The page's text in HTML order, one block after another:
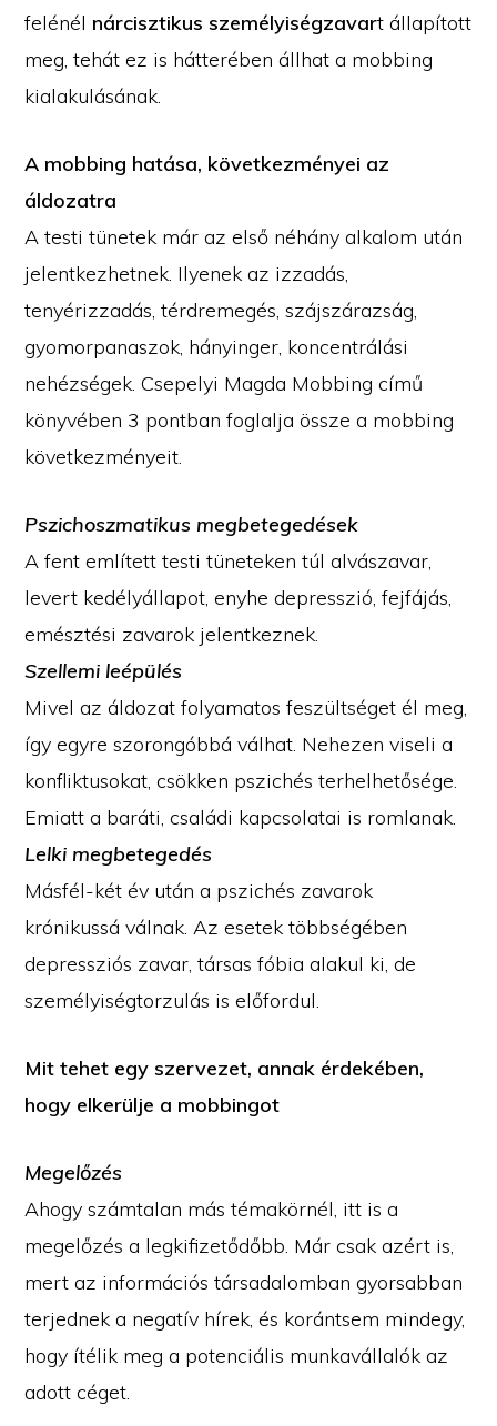
felénél nárcisztikus személyiségzavart állapított
meg, tehát ez is hátterében állhat a mobbing
kialakulásának.
A mobbing hatása, következményei az
áldozatra
A testi tünetek már az első néhány alkalom után
jelentkezhetnek. Ilyenek az izzadás,
tenyérizzadás, térdremegés, szájszárazság,
gyomorpanaszok, hányinger, koncentrálási
nehézségek. Csepelyi Magda Mobbing című
könyvében 3 pontban foglalja össze a mobbing
következményeit.
Pszichoszmatikus megbetegedések
A fent említett testi tüneteken túl alvászavar,
levert kedélyállapot, enyhe depresszió, fejfájás,
emésztési zavarok jelentkeznek.
Szellemi leépülés
Mivel az áldozat folyamatos feszültséget él meg,
így egyre szorongóbbá válhat. Nehezen viseli a
konfliktusokat, csökken pszichés terhelhetősége.
Emiatt a baráti, családi kapcsolatai is romlanak.
Lelki megbetegedés
Másfél-két év után a pszichés zavarok
krónikussá válnak. Az esetek többségében
depressziós zavar, társas fóbia alakul ki, de
személyiségtorzulás is előfordul.
Mit tehet egy szervezet, annak érdekében,
hogy elkerülje a mobbingot
Megelőzés
Ahogy számtalan más témakörnél, itt is a
megelőzés a legkifizetődőbb. Már csak azért is,
mert az információs társadalomban gyorsabban
terjednek a negatív hírek, és korántsem mindegy,
hogy ítélik meg a potenciális munkavállalók az
adott céget.